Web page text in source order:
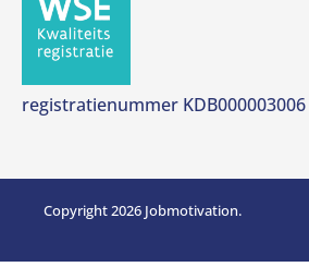
registratienummer KDB000003006
Copyright 2026 Jobmotivation.